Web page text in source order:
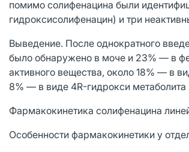
помимо солифенацина были
гидроксисолифенацин) и три
Выведение. После однократного
было обнаружено в моче и 23% — в
активного вещества, около 18% — в
8% — в виде 4R-гидрокси метаболита
Фармакокинетика солифенацина
Особенности фармакокинетики у